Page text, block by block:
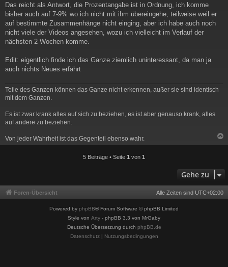
i
t
r
a
Das reicht als Antwort, die Prozentangabe ist in Ordnung, ich komme
bisher auch auf 7-9% wo ich nicht mit ihm übereingehe, teilweise weil er
auf bestimmte Zusammenhänge nicht einging, aber ich habe auch noch
nicht viele der Videos angesehen, wozu ich vielleicht im Verlauf der
nächsten 2 Wochen komme.
Edit: eigentlich finde ich das Ganze ziemlich uninteressant, da man ja
auch nichts Neues erfährt
Teile des Ganzen können das Ganze nicht erkennen, außer sie sind identisch
mit dem Ganzen.
Es ist zwar krank alles auf sich zu beziehen, es ist aber genauso krank, alles
auf andere zu beziehen.
Von jeder Wahrheit ist das Gegenteil ebenso wahr.
a
e
5 Beiträge • Seite 1 von 1
Gehe zu
Foren-Übersicht Alle Zeiten sind UTC+02:00
Powered by phpBB® Forum Software © phpBB Limited
Style von Arty - phpBB 3.3 von MrGaby
Deutsche Übersetzung durch phpBB.de
Datenschutz| Nutzungsbedingungen